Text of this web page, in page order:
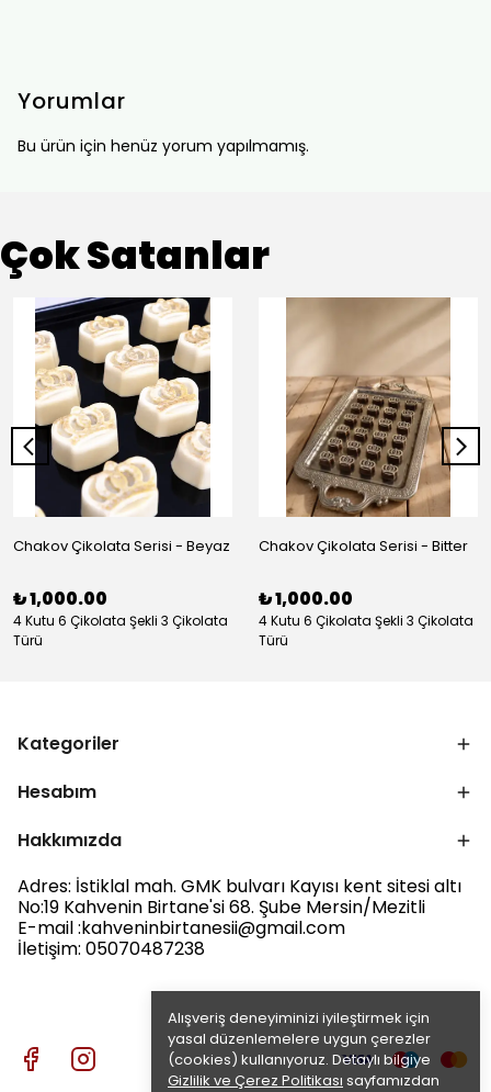
Alışveriş deneyiminizi iyileştirmek için
yasal düzenlemelere uygun çerezler
(cookies) kullanıyoruz. Detaylı bilgiye
Gizlilik ve Çerez Politikası sayfamızdan
Yorumlar
Bu ürün için henüz yorum yapılmamış.
Çok Satanlar
Chakov Çikolata Serisi - Beyaz
₺ 1,000.00
4 Kutu 6 Çikolata Şekli 3 Çikolata
Türü
Chakov Çikolata Serisi - Bitter
₺ 1,000.00
4 Kutu 6 Çikolata Şekli 3 Çikolata
Türü
Kategoriler
Hesabım
Hakkımızda
Adres: İstiklal mah. GMK bulvarı Kayısı kent sitesi altı
No:19 Kahvenin Birtane'si 68. Şube Mersin/Mezitli
E-mail :kahveninbirtanesii@gmail.com
İletişim: 05070487238